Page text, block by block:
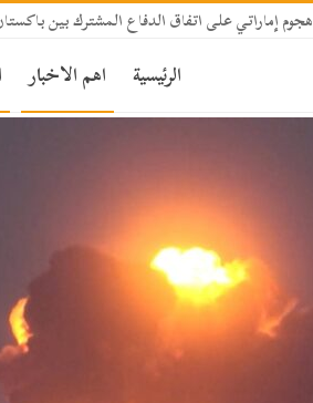
هجوم إماراتي على اتفاق الدفاع المشترك بين
الرئيسية اهم الاخبار